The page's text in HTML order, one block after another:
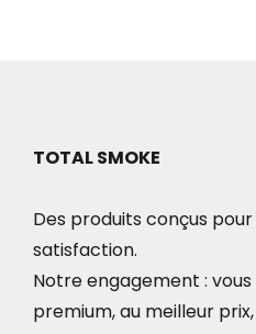
TOTAL SMOKE
Des produits conçus
satisfaction.
Notre engagement :
premium, au meilleur